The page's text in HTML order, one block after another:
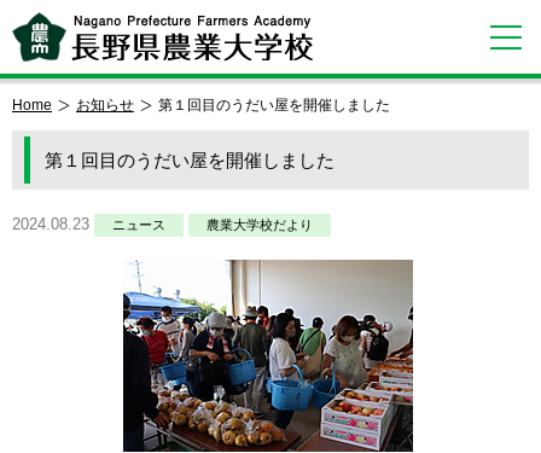
Home お知らせ 第１回目のうだい屋を開催しました
第１回目のうだい屋を開催しました
2024.08.23 ニュース 農業大学校だより